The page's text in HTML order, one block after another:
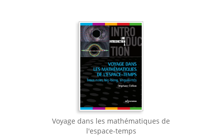
Voyage dans les mathématiques de
l'espace-temps